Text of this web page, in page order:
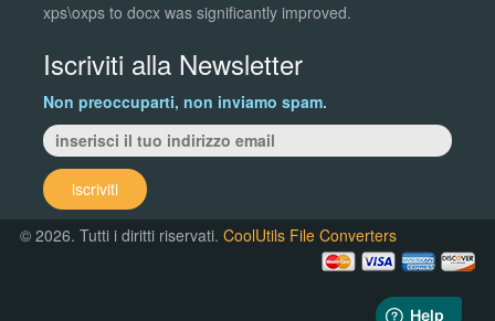
xps\oxps to docx was significantly improved.
Iscriviti alla Newsletter
Non preoccuparti, non inviamo spam.
iscriviti
© 2026. Tutti i diritti riservati.CoolUtils File Converters